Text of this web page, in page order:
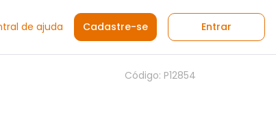
de ajuda Cadastre-se Entrar
Código: P12854